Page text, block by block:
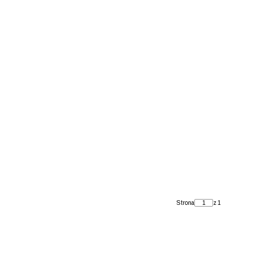
Strona z 1